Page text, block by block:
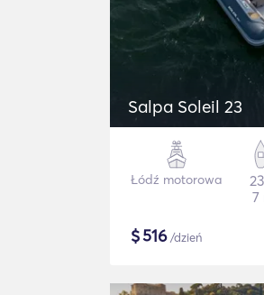
Salpa Soleil 23
Łódź motorowa
7
$516/dzień